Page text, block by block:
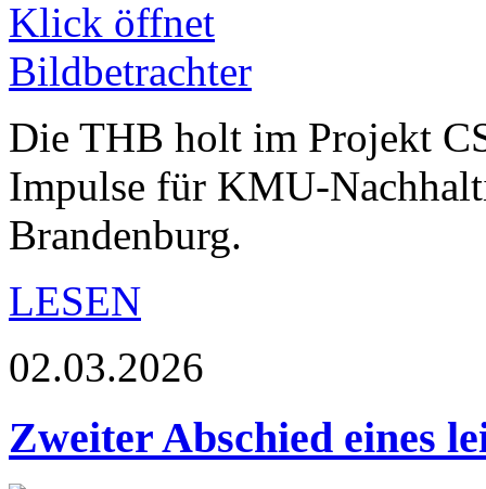
Die THB holt im Projekt
Impulse für KMU-
Brandenburg.
LESEN
02.03.2026
Zweiter Abschied eines